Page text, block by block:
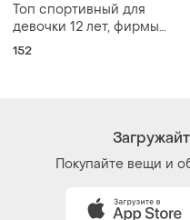
Топ спортивный для
девочки 12 лет, фирмы
candy
152
Покупайте вещи и